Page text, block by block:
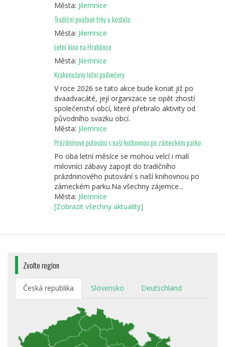
Města: Jilemnice
Tradiční pouťové trhy u kostela.
Města: Jilemnice
Letní kino na Hraběnce
Města: Jilemnice
Krakonošovy letní podvečery
V roce 2026 se tato akce bude konat již po
dvaadvacáté, její organizace se opět zhostí
společenství obcí, které přebralo aktivity od
původního svazku obcí.
Města: Jilemnice
Prázdninové putování s naší knihovnou po zámeckém parku
Po oba letní měsíce se mohou velcí i malí
milovníci zábavy zapojit do tradičního
prázdninového putování s naší knihovnou po
zámeckém parku.Na všechny zájemce...
Města: Jilemnice
[Zobrazit všechny aktuality]
Zvolte region
Česká republika Slovensko Deutschland